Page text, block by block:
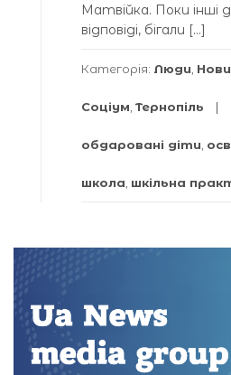
Матвійка. Поки інші
відповіді, бігали […]
Категорія: Люди
Соціум Тернопіль
обдаровані діти
школа шкільна